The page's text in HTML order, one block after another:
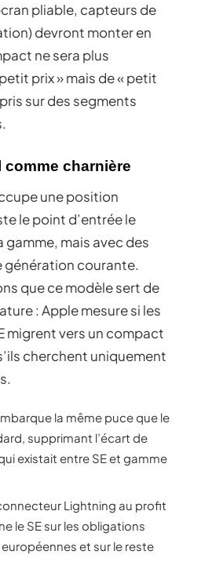
pliable, capteurs de
devront monter en
ne sera plus
prix » mais de « petit
sur des segments
comme charnière
une position
le point d’entrée le
gamme, mais avec des
courante.
que ce modèle sert de
: Apple mesure si les
migrent vers un compact
cherchent uniquement
la même puce que le
supprimant l’écart de
existait entre SE et gamme
Lightning au profit
le SE sur les obligations
et sur le reste